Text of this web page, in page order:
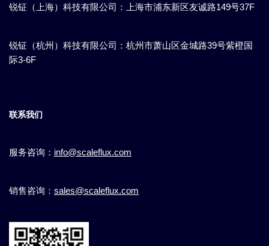
锐钲（上海）科技有限公司：上海市浦东新区​友诚路149号37F
锐钲（杭州）科技有限公司：杭州市萧山区金城路39号紫橙国
际3-6F
联系我们
服务咨询： info@scaleflux.com
销售咨询： sales@scaleflux.com